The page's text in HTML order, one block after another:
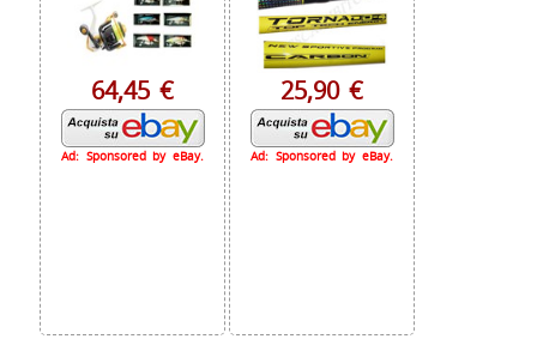
64,45 €
Ad: Sponsored by eBay.
25,90 €
Ad: Sponsored by eBay.